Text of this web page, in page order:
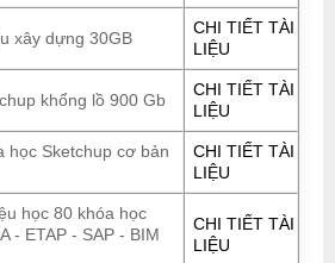
xây dựng 30GB
CHI TIẾT TÀI
LIỆU
khổng lồ 900 Gb
CHI TIẾT TÀI
LIỆU
học Sketchup cơ bản
CHI TIẾT TÀI
LIỆU
học 80 khóa học
- ETAP - SAP - BIM
CHI TIẾT TÀI
LIỆU